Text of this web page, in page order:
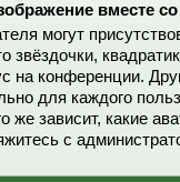
вместе
могут
звёздочки,
на конференции.
для каждого
же зависит, какие
с